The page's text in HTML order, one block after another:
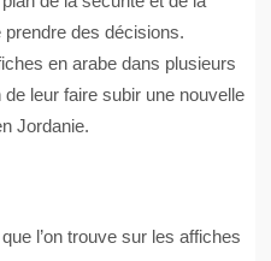
prendre des décisions.
en arabe dans plusieurs
leur faire subir une nouvelle
Jordanie.
l’on trouve sur les affiches